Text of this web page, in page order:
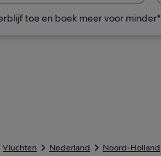
toe en boek meer voor minder*
Vluchten Nederland Noord-Holland